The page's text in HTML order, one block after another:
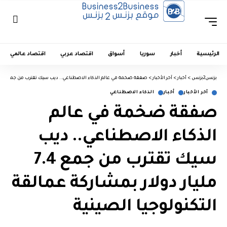
الرئيسية أخبار سوريا أسواق اقتصاد عربي اقتصاد عالمي
بزنس2بزنس > أخبار > آخر الأخبار > صفقة ضخمة في عالم الذكاء الاصطناعي.. ديب سيك تقترب من جمع 7.4 مليار دولار بمشاركة عمالقة التكنولوجيا الصينية
آخر الأخبار أخبار الذكاء الاصطناعي
صفقة ضخمة في عالم
الذكاء الاصطناعي.. ديب
سيك تقترب من جمع 7.4
مليار دولار بمشاركة عمالقة
التكنولوجيا الصينية